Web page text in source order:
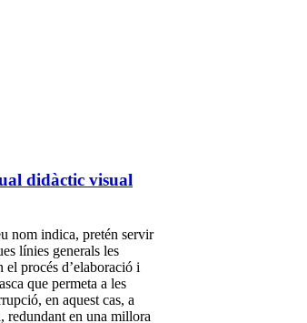
didàctic visual
nom indica, pretén servir
línies generals les
procés d’elaboració i
que permeta a les
en aquest cas, a
redundant en una millora